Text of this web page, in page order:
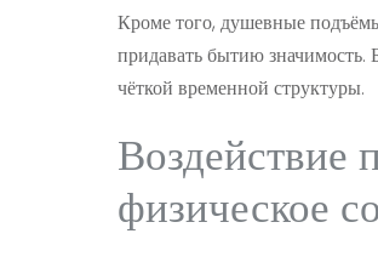
Кроме того, душевные
придавать бытию
чёткой временной структуры.
Воздействие
физическое